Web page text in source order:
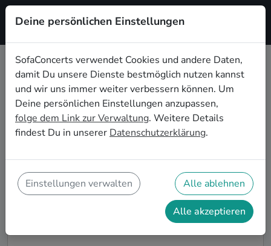
Registrieren
Reggae Live-Musik für die
Geburtstagsfeier in Erfurt
Du möchtest Deine diesjährige Geburtstagsfeier in
Erfurt zu einem unvergesslichen Erlebnis machen?
findest Du Reggae Musiker*innen und Bands für
Deine Geburtstagsfeier in Erfurt, die genau zu Deiner
Feier und Deinen Wünschen passen.
So funktioniert's!
Deine persönlichen Einstellungen
SofaConcerts verwendet Cookies und andere Daten,
damit Du unsere Dienste bestmöglich nutzen kannst
und wir uns immer weiter verbessern können. Um
Deine persönlichen Einstellungen anzupassen,
folge dem Link zur Verwaltung. Weitere Details
findest Du in unserer Datenschutzerklärung.
Einstellungen verwalten Alle ablehnen
Alle akzeptieren